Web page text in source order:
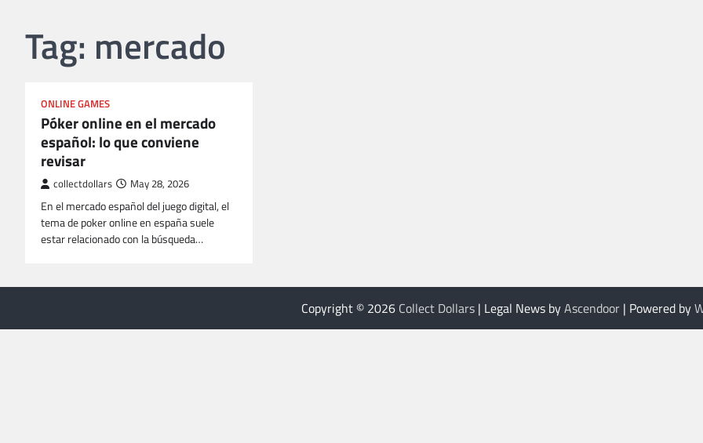
Tag: mercado
ONLINE GAMES
Póker online en el mercado
español: lo que conviene
revisar
collectdollars May 28, 2026
En el mercado español del juego digital, el
tema de poker online en españa suele
estar relacionado con la búsqueda…
Copyright © 2026 Collect Dollars| Legal News byAscendoor| Powered by